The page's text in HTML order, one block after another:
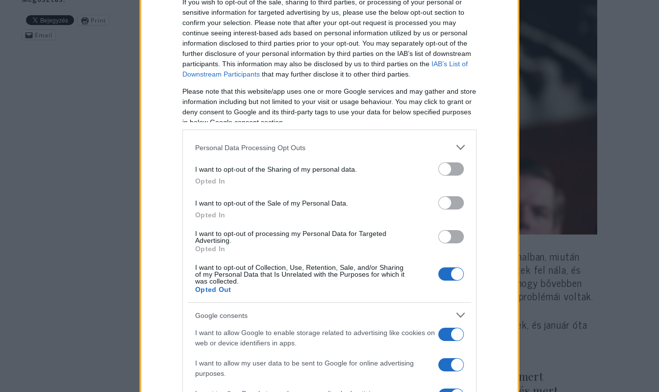
If you wish to opt-out of the sale, sharing to third parties, or processing of your personal or
sensitive information for targeted advertising by us, please use the below opt-out section to
confirm your selection. Please note that after your opt-out request is processed you may
continue seeing interest-based ads based on personal information utilized by us or personal
information disclosed to third parties prior to your opt-out. You may separately opt-out of the
further disclosure of your personal information by third parties on the IAB’s list of downstream
participants. This information may also be disclosed by us to third parties on the IAB’s List of
Downstream Participants that may further disclose it to other third parties.
Please note that this website/app uses one or more Google services and may gather and store
information including but not limited to your visit or usage behaviour. You may click to grant or
deny consent to Google and its third-party tags to use your data for below specified purposes
in below Google consent section.
Personal Data Processing Opt Outs
I want to opt-out of the Sharing of my personal data.
Opted In
I want to opt-out of the Sale of my Personal Data.
Opted In
I want to opt-out of processing my Personal Data for Targeted
Advertising.
Opted In
I want to opt-out of Collection, Use, Retention, Sale, and/or Sharing
of my Personal Data that Is Unrelated with the Purposes for which it
was collected.
Opted Out
Google consents
I want to allow Google to enable storage related to advertising like cookies on
web or device identifiers in apps.
I want to allow my user data to be sent to Google for online advertising
purposes.
A 68 éves Cummings a Johns Hopkins kórházban hunyt el csütörtök hajnalban, miután
hosszú idő óta meglévő egészségügyi problémái után komplikációk léptek fel nála, és
emiatt beszállították a kórházba – közölte hivatala, amely hozzátette, hogy bővebben
később adnak tájékoztatást. A CBS tévé értesülése szerint szív- és térdproblémái voltak.
Cummingsot először 1996-ban választották meg szövetségi képviselőnek, és január óta
volt az ellenőrzési bizottság elnöke.
Az amerikai zsidó közösség azért gyászolja a képviselőt, mert
Print
Email